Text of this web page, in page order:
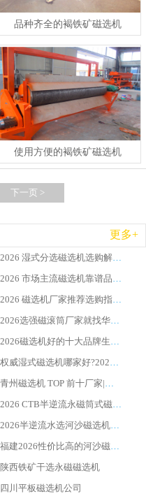
品种齐全的褐铁矿磁选机
使用方便的褐铁矿磁选机
下一页 >
更多+
2026 湿式分选磁选机选购解析，华体会手机网页版-华体会(中国) 设备综合实力详解
2026 市场主流磁选机靠谱品牌推荐 案例厂家华体会手机网页版-华体会(中国) 大众倾心之选
2026 磁选机厂家推荐选购指南，实地走访参考华体会手机网页版-华体会(中国) 合作口碑表现
2026选强磁滚筒厂家就找华体会手机网页版-华体会(中国) _口碑过硬用料扎实_性价比优势突出
2026磁选机好的十大品牌生产厂家排名|华体会手机网页版-华体会(中国) 凭实力入磅
权威湿式磁选机哪家好?2026 实测榜单出炉，潍坊华体会手机网页版-华体会(中国) 大厂实力领跑
青州磁选机 TOP 前十厂家|靠谱品牌怎么选?潍坊华体会手机网页版-华体会(中国) 实力出圈
2026 CTB半逆流永磁筒式磁选机厂家如何选择，选华体会手机网页版-华体会(中国) 原因，硬核实测不踩坑指南
2026半逆流水选河沙磁选机生产厂家：解锁河沙分选高效新路径
福建2026性价比高的河沙磁选机生产厂家工作原理(通俗 + 专业双版，适配产品文案/介绍使用)
陕西铁矿干选永磁磁选机
四川平板磁选机公司